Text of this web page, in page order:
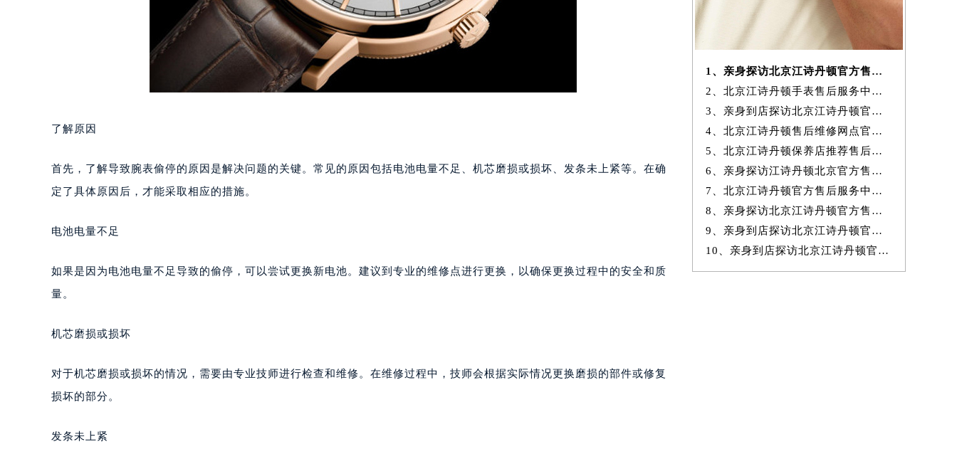
了解原因
首先，了解导致腕表偷停的原因是解决问题的关键。常见的原因包括电池电量不足、机芯磨损或损坏、发条未上紧等。在确
定了具体原因后，才能采取相应的措施。
电池电量不足
如果是因为电池电量不足导致的偷停，可以尝试更换新电池。建议到专业的维修点进行更换，以确保更换过程中的安全和质
量。
机芯磨损或损坏
对于机芯磨损或损坏的情况，需要由专业技师进行检查和维修。在维修过程中，技师会根据实际情况更换磨损的部件或修复
损坏的部分。
发条未上紧
1、亲身探访北京江诗丹顿官方售后服务中心｜服务电话及完整官方地址（20
2、北京江诗丹顿手表售后服务中心提供专业维修保养服务权威公示（2026
3、亲身到店探访北京江诗丹顿官方售后服务中心｜最新热线和全部网点地
4、北京江诗丹顿售后维修网点官方服务指南权威公示（2026年7月最新）
5、北京江诗丹顿保养店推荐售后保养服务权威公示（2026年7月最新）
6、亲身探访江诗丹顿北京官方售后服务中心｜地址与24小时服务电话（2026
7、北京江诗丹顿官方售后服务中心｜最新地址与24小时售后热线权威信息
8、亲身探访北京江诗丹顿官方售后服务中心｜完整网点地址与服务电话（20
9、亲身到店探访北京江诗丹顿官方售后服务中心｜服务热线及全部官方地
10、亲身到店探访北京江诗丹顿官方售后服务中心｜官方热线及全部网点地